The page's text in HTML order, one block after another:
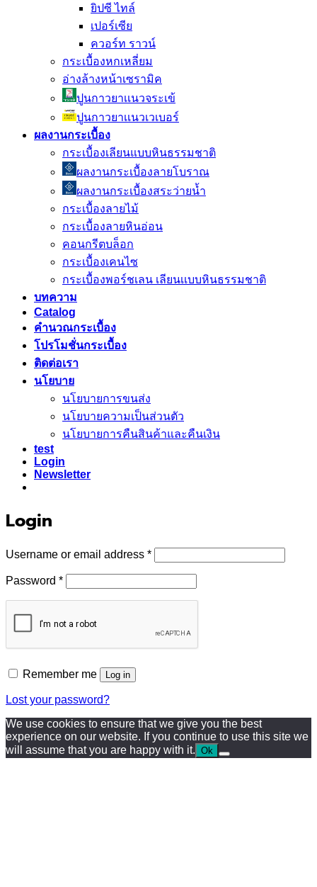
ยิปซี ไทล์
เปอร์เซีย
ควอร์ท ราวน์
กระเบื้องหกเหลี่ยม
อ่างล้างหน้าเซรามิค
ปูนกาวยาเเนวจระเข้
ปูนกาวยาเเนวเวเบอร์
ผลงานกระเบื้อง
กระเบื้องเลียนแบบหินธรรมชาติ
ผลงานกระเบื้องลายโบราณ
ผลงานกระเบื้องสระว่ายนํ้า
กระเบื้องลายไม้
กระเบื้องลายหินอ่อน
คอนกรีตบล็อก
กระเบื้องเคนไซ
กระเบื้องพอร์ชเลน เลียนเเบบหินธรรมชาติ
บทความ
Catalog
คำนวณกระเบื้อง
โปรโมชั่นกระเบื้อง
ติดต่อเรา
นโยบาย
นโยบายการขนส่ง
นโยบายความเป็นส่วนตัว
นโยบายการคืนสินค้าและคืนเงิน
test
Login
Newsletter
Login
Username or email address *Required
Password *Required
Remember me Log in
Lost your password?
We use cookies to ensure that we give you the best
experience on our website. If you continue to use this site we
will assume that you are happy with it. Ok